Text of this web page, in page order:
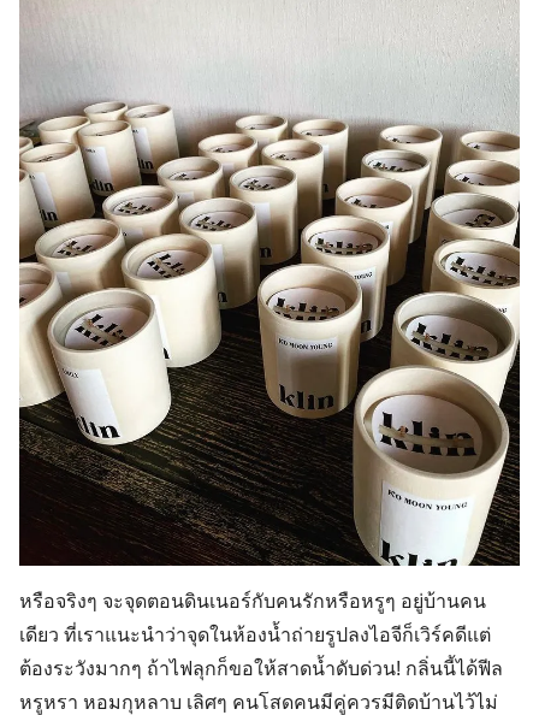
Search
for:
หรือจริงๆ จะจุดตอนดินเนอร์กับคนรักหรือหรูๆ อยู่บ้านคน
เดียว ที่เราแนะนำว่าจุดในห้องน้ำถ่ายรูปลงไอจีก็เวิร์คดีแต่
ต้องระวังมากๆ ถ้าไฟลุกก็ขอให้สาดน้ำดับด่วน! กลิ่นนี้ได้ฟีล
หรูหรา หอมกุหลาบ เลิศๆ คนโสดคนมีคู่ควรมีติดบ้านไว้ไม่